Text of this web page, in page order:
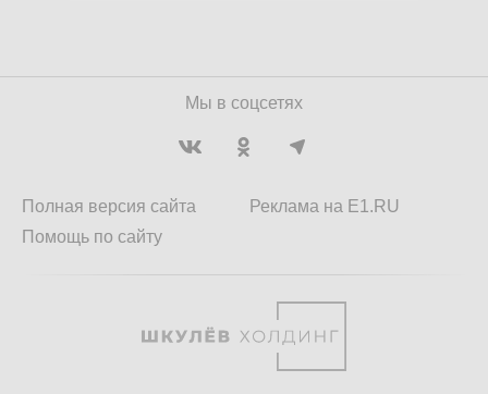
Мы в соцсетях
Полная версия сайта
Помощь по сайту
Реклама на E1.RU